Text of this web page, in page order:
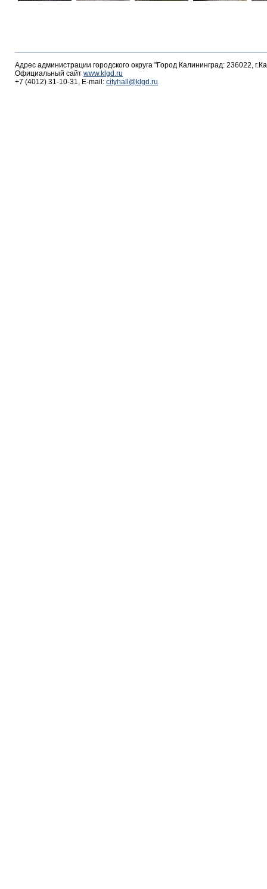
Адрес администрации городского округа "Город Калининград: 236022,
Официальный сайт www.klgd.ru
+7 (4012) 31-10-31, E-mail: cityhall@klgd.ru